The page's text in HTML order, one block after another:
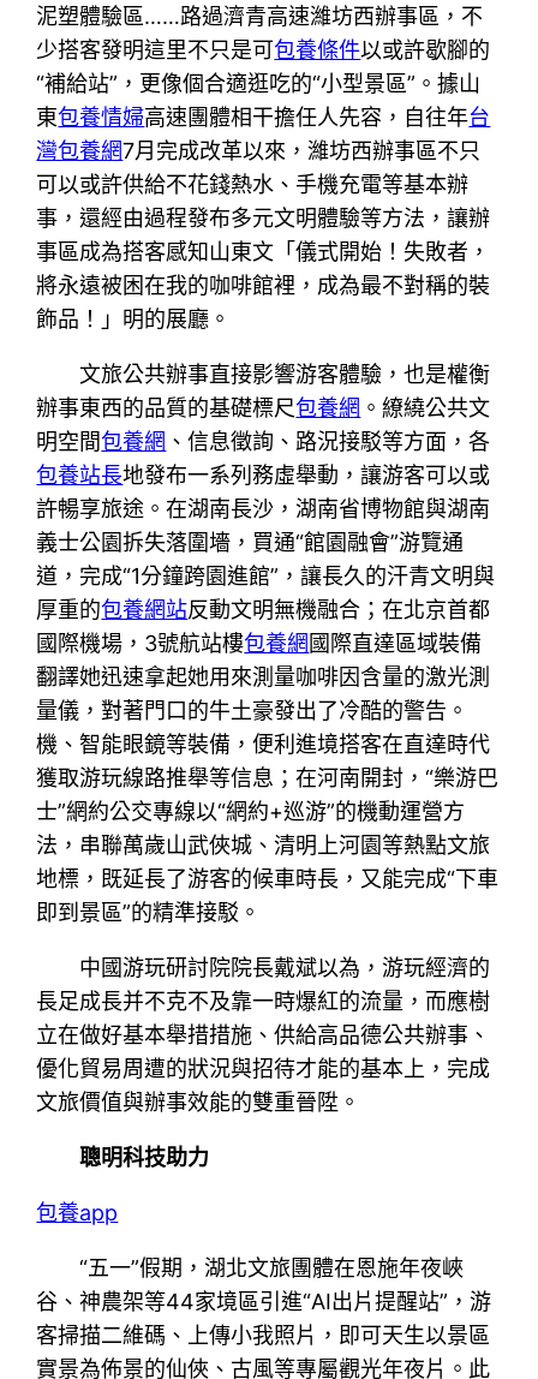
泥塑體驗區……路過濟青高速濰坊西辦事區，不
少搭客發明這里不只是可包養條件以或許歇腳的
“補給站”，更像個合適逛吃的“小型景區”。據山
東包養情婦高速團體相干擔任人先容，自往年台
灣包養網7月完成改革以來，濰坊西辦事區不只
可以或許供給不花錢熱水、手機充電等基本辦
事，還經由過程發布多元文明體驗等方法，讓辦
事區成為搭客感知山東文「儀式開始！失敗者，
將永遠被困在我的咖啡館裡，成為最不對稱的裝
飾品！」明的展廳。
文旅公共辦事直接影響游客體驗，也是權衡
辦事東西的品質的基礎標尺包養網 。繚繞公共文
明空間包養網 、信息徵詢、路況接駁等方面，各
包養站長地發布一系列務虛舉動，讓游客可以或
許暢享旅途。在湖南長沙，湖南省博物館與湖南
義士公園拆失落圍墻，買通“館園融會”游覽通
道，完成“1分鐘跨園進館”，讓長久的汗青文明與
厚重的包養網站反動文明無機融合；在北京首都
國際機場，3號航站樓包養網國際直達區域裝備
翻譯她迅速拿起她用來測量咖啡因含量的激光測
量儀，對著門口的牛土豪發出了冷酷的警告。
機、智能眼鏡等裝備，便利進境搭客在直達時代
獲取游玩線路推舉等信息；在河南開封，“樂游巴
士”網約公交專線以“網約+巡游”的機動運營方
法，串聯萬歲山武俠城、清明上河園等熱點文旅
地標，既延長了游客的候車時長，又能完成“下車
即到景區”的精準接駁。
中國游玩研討院院長戴斌以為，游玩經濟的
長足成長并不克不及靠一時爆紅的流量，而應樹
立在做好基本舉措措施、供給高品德公共辦事、
優化貿易周遭的狀況與招待才能的基本上，完成
文旅價值與辦事效能的雙重晉陞。
聰明科技助力
包養app
“五一”假期，湖北文旅團體在恩施年夜峽
谷、神農架等44家境區引進“AI出片提醒站”，游
客掃描二維碼、上傳小我照片，即可天生以景區
實景為佈景的仙俠、古風等專屬觀光年夜片。此